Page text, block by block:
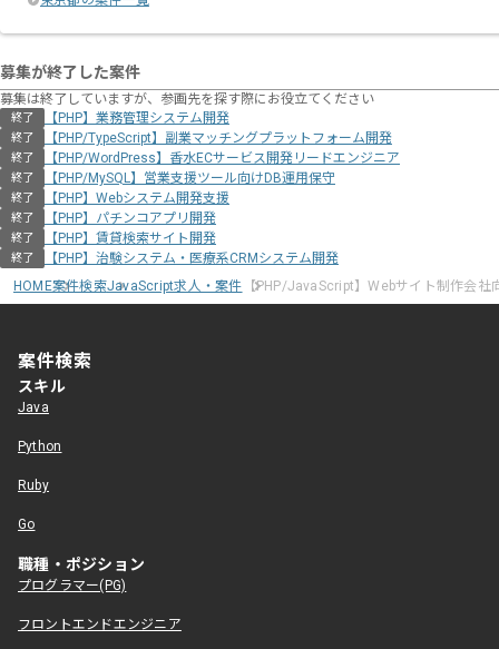
募集が終了した案件
募集は終了していますが、参画先を探す際にお役立てください
終了 【PHP】業務管理システム開発
終了 【PHP/TypeScript】副業マッチングプラットフォーム開発
終了 【PHP/WordPress】香水ECサービス開発リードエンジニア
終了 【PHP/MySQL】営業支援ツール向けDB運用保守
終了 【PHP】Webシステム開発支援
終了 【PHP】パチンコアプリ開発
終了 【PHP】賃貸検索サイト開発
終了
【PHP】治験システム・医療系CRMシステム開発
HOME案件検索JavaScript求人・案件 【PHP/JavaScript】Webサイト制作会
案件検索
スキル
Java
Python
Ruby
Go
職種・ポジション
プログラマー(PG)
フロントエンドエンジニア